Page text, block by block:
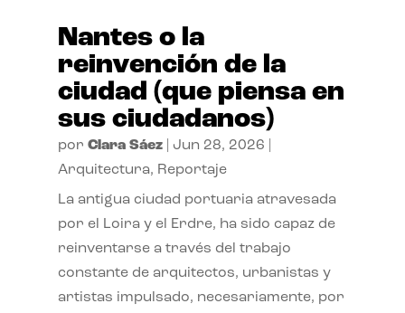
Nantes o la
reinvención de la
ciudad (que piensa en
sus ciudadanos)
por Clara Sáez| Jun 28, 2026
Arquitectura, Reportaje
La antigua ciudad portuaria atravesada
por el Loira y el Erdre, ha sido capaz de
reinventarse a través del trabajo
constante de arquitectos, urbanistas y
artistas impulsado, necesariamente, por